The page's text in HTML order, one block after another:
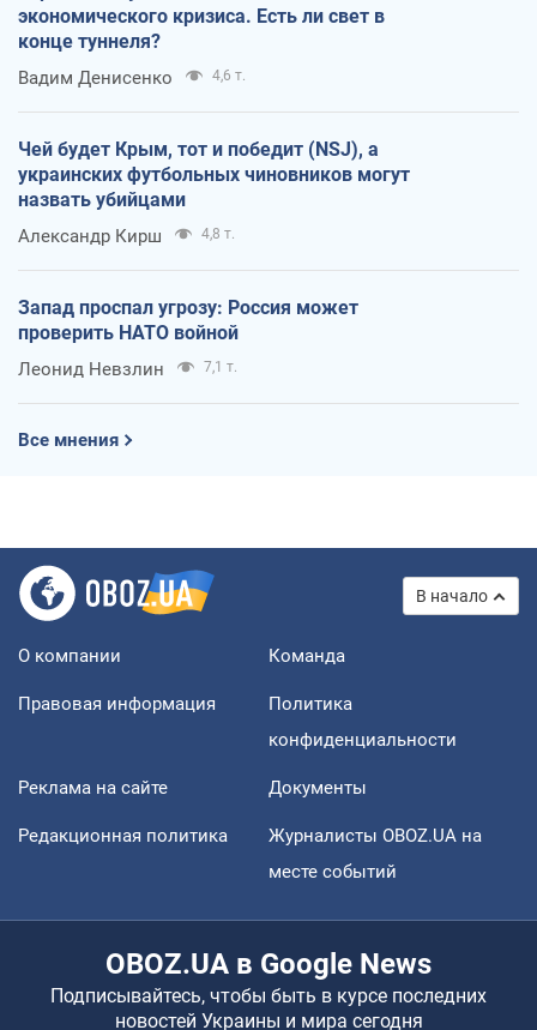
экономического кризиса. Есть ли свет в
конце туннеля?
Вадим Денисенко 4,6 т.
Чей будет Крым, тот и победит (NSJ), а
украинских футбольных чиновников могут
назвать убийцами
Александр Кирш 4,8 т.
Запад проспал угрозу: Россия может
проверить НАТО войной
Леонид Невзлин 7,1 т.
Все мнения
В начало
О компании Команда
Правовая информация
Политика
конфиденциальности
Реклама на сайте Документы
Редакционная политика
Журналисты OBOZ.UA на
месте событий
OBOZ.UA в Google News
Подписывайтесь, чтобы быть в курсе последних
новостей Украины и мира сегодня